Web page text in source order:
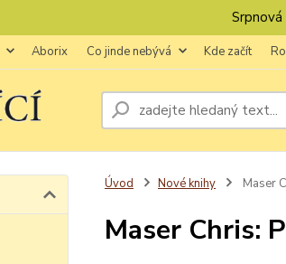
Aborix Co jinde nebývá Kde začít
Úvod Nové knihy Maser
Maser Chris: